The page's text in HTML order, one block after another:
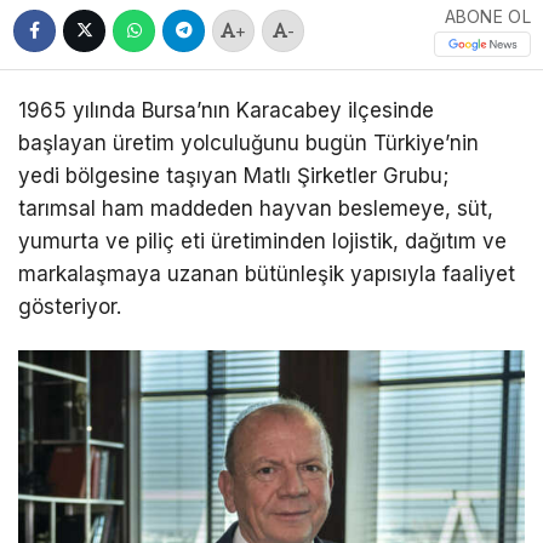
+ -
ABONE OL
1965 yılında Bursa’nın Karacabey ilçesinde
başlayan üretim yolculuğunu bugün Türkiye’nin
yedi bölgesine taşıyan Matlı Şirketler Grubu;
tarımsal ham maddeden hayvan beslemeye, süt,
yumurta ve piliç eti üretiminden lojistik, dağıtım ve
markalaşmaya uzanan bütünleşik yapısıyla faaliyet
gösteriyor.